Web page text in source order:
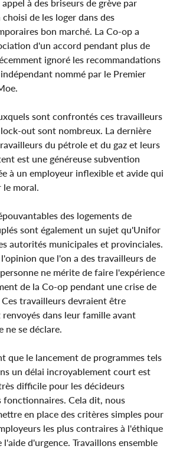
à des briseurs de grève par
de les loger dans des
bon marché. La Co-op a
d'un accord pendant plus de
ignoré les recommandations
nommé par le Premier
sont confrontés ces travailleurs
out sont nombreux. La dernière
du pétrole et du gaz et leurs
est une généreuse subvention
à un employeur inflexible et avide qui
moral.
des logements de
sont également un sujet qu'Unifor
autorités municipales et provinciales.
que l'on a des travailleurs de
ne mérite de faire l'expérience
de la Co-op pendant une crise de
travailleurs devraient être
dans leur famille avant
ne se déclare.
que le lancement de programmes tels
un délai incroyablement court est
difficile pour les décideurs
fonctionnaires. Cela dit, nous
en place des critères simples pour
les plus contraires à l'éthique
l'aide d'urgence. Travaillons ensemble